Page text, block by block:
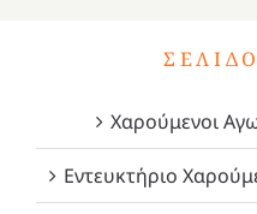
Χαρούμενοι
Εντευκτήριο